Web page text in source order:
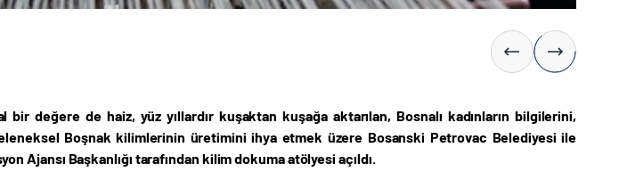
bir değere de haiz, yüz yıllardır kuşaktan kuşağa aktarılan, Bosnalı kadınların bilgilerini,
Boşnak kilimlerinin üretimini ihya etmek üzere Bosanski Petrovac Belediyesi ile
Ajansı Başkanlığı tarafından kilim dokuma atölyesi açıldı.